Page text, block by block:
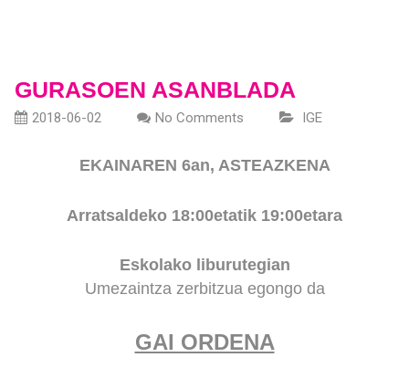
GURASOEN ASANBLADA
2018-06-02 No Comments IGE
EKAINAREN 6an, ASTEAZKENA
Arratsaldeko 18:00etatik 19:00etara
Eskolako liburutegian
Umezaintza zerbitzua egongo da
GAI ORDENA